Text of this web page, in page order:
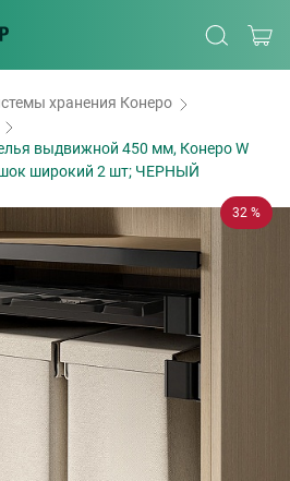
хранения Конеро
выдвижной 450 мм, Конеро W
широкий 2 шт; ЧЕРНЫЙ
32 %